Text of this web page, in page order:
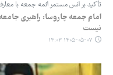
تأکید بر انس مستمر ائمه جمعه با
امام جمعه چاروسا: راهبری
نیست
۱۴۰۵-۰۵-۰۷ ۱۳:۰۳